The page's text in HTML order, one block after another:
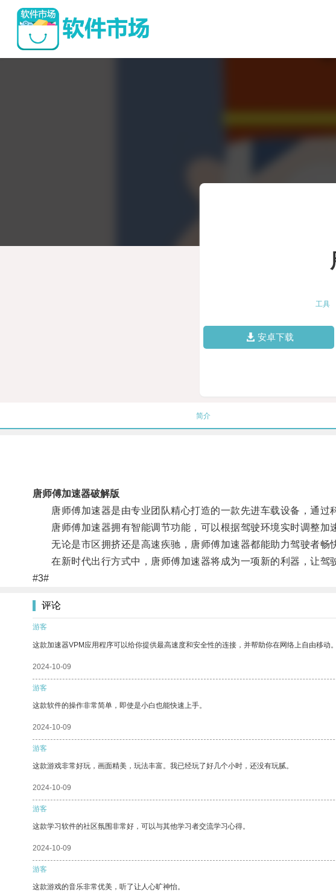
工具
安卓下载
简介
唐师傅加速器破解版
唐师傅加速器是由专业团队精心打造的一款先进车载设备，通过
唐师傅加速器拥有智能调节功能，可以根据驾驶环境实时调整加
无论是市区拥挤还是高速疾驰，唐师傅加速器都能助力驾驶者畅
在新时代出行方式中，唐师傅加速器将成为一项新的利器，让驾
#3#
评论
游客
这款加速器VPM应用程序可以给你提供最高速度和安全性的连接，并帮助你在网络上自由移动。
2024-10-09
游客
这款软件的操作非常简单，即使是小白也能快速上手。
2024-10-09
游客
这款游戏非常好玩，画面精美，玩法丰富。我已经玩了好几个小时，还没有玩腻。
2024-10-09
游客
这款学习软件的社区氛围非常好，可以与其他学习者交流学习心得。
2024-10-09
游客
这款游戏的音乐非常优美，听了让人心旷神怡。